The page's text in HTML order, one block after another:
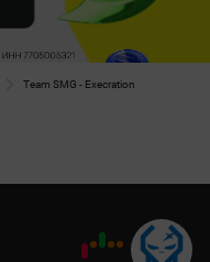
Team SMG - Execration